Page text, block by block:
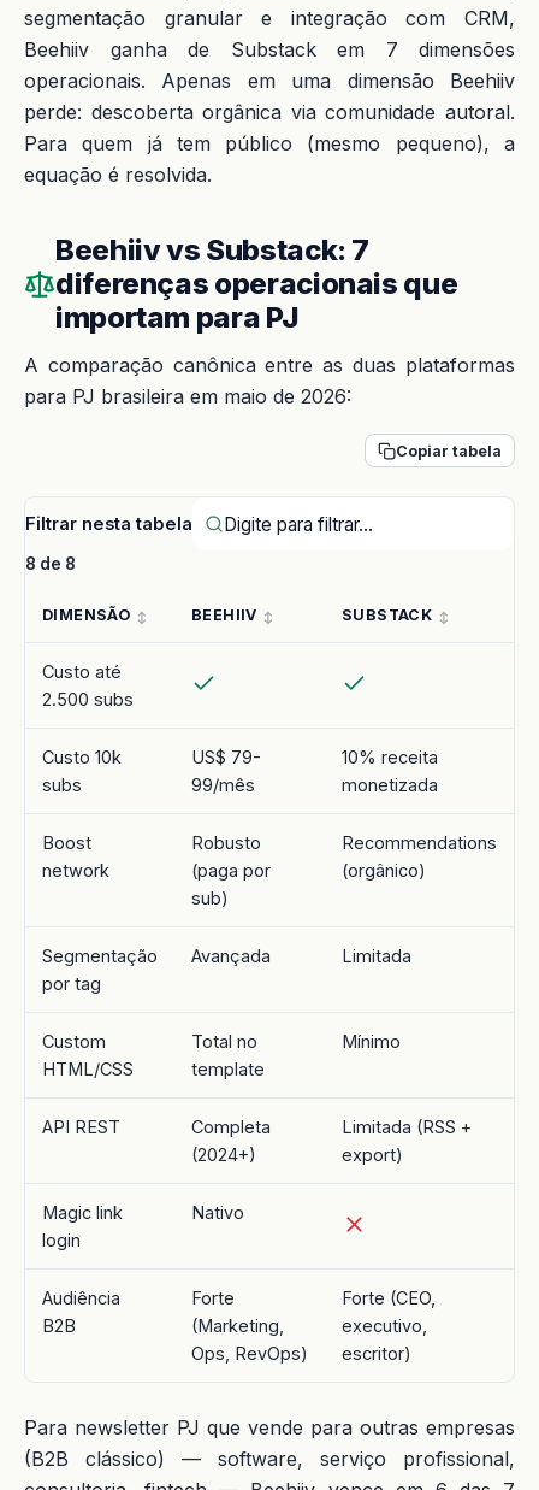
segmentação granular e integração com CRM,
Beehiiv ganha de Substack em 7 dimensões
operacionais. Apenas em uma dimensão Beehiiv
perde: descoberta orgânica via comunidade autoral.
Para quem já tem público (mesmo pequeno), a
equação é resolvida.
Beehiiv vs Substack: 7
diferenças operacionais que
importam para PJ
A comparação canônica entre as duas plataformas
para PJ brasileira em maio de 2026:
Copiar tabela
Filtrar nesta tabela
8 de 8
DIMENSÃO BEEHIIV SUBSTACK
Custo até
2.500 subs
Custo 10k
subs
US$ 79-
99/mês
10% receita
monetizada
Boost
network
Robusto
(paga por
sub)
Recommendations
(orgânico)
Segmentação
por tag
Avançada Limitada
Custom
HTML/CSS
Total no
template
Mínimo
API REST
Completa
(2024+)
Limitada (RSS +
export)
Magic link
login
Nativo
Audiência
B2B
Forte
(Marketing,
Ops, RevOps)
Forte (CEO,
executivo,
escritor)
Para newsletter PJ que vende para outras empresas
(B2B clássico) — software, serviço profissional,